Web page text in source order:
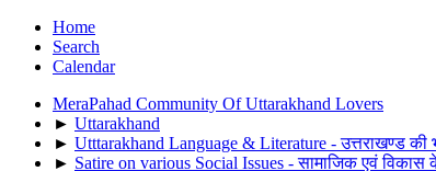
Home
Search
Calendar
MeraPahad Community Of Uttarakhand Lovers
► Uttarakhand
► Utttarakhand Language & Literature - उत्तराखण्ड की
► Satire on various Social Issues - सामाजिक एवं विकास